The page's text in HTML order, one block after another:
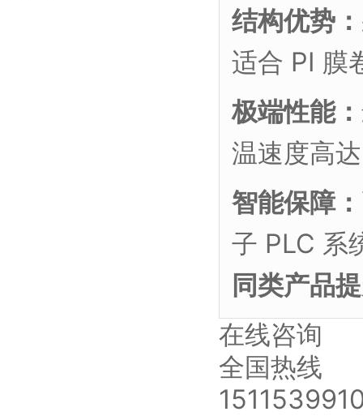
结构优势：
适合 PI 膜
极端性能：
温速度高
智能保障：
子 PLC 系
同类产品
在线咨询
全国热线